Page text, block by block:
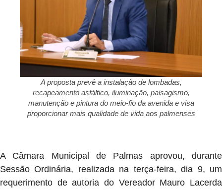
A proposta prevê a instalação de lombadas,
recapeamento asfáltico, iluminação, paisagismo,
manutenção e pintura do meio-fio da avenida e visa
proporcionar mais qualidade de vida aos palmenses
A Câmara Municipal de Palmas aprovou, durante
Sessão Ordinária, realizada na terça-feira, dia 9, um
requerimento de autoria do Vereador Mauro Lacerda